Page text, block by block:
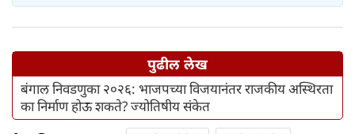
पुढील लेख
बंगाल निवडणुका २०२६: भाजपच्या विजयानंतर राजकीय अस्थिरता
का निर्माण होऊ शकते? ज्योतिषीय संकेत